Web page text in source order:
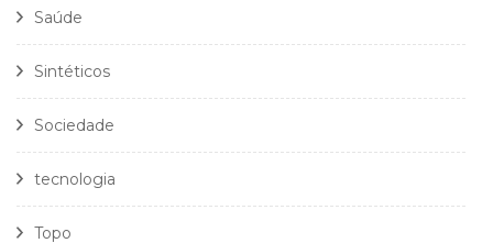
Saúde
Sintéticos
Sociedade
tecnologia
Topo